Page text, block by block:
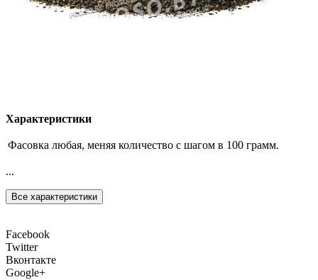
Характеристики
Фасовка любая, меняя количество с шагом в 100 грамм.
...
Все характеристики
Facebook
Twitter
Вконтакте
Google+